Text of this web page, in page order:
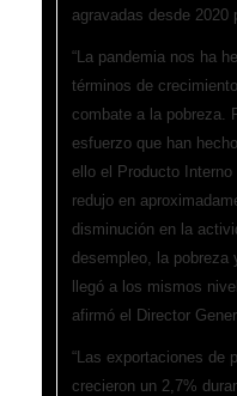
agravadas desde 2020
“La pandemia nos ha
términos de
combate a la pobreza.
esfuerzo que han
ello el Producto
redujo en
disminución en la
desempleo, la pobreza
llegó a los mismos
afirmó el Director
“Las exportaciones de
crecieron un 2,7%